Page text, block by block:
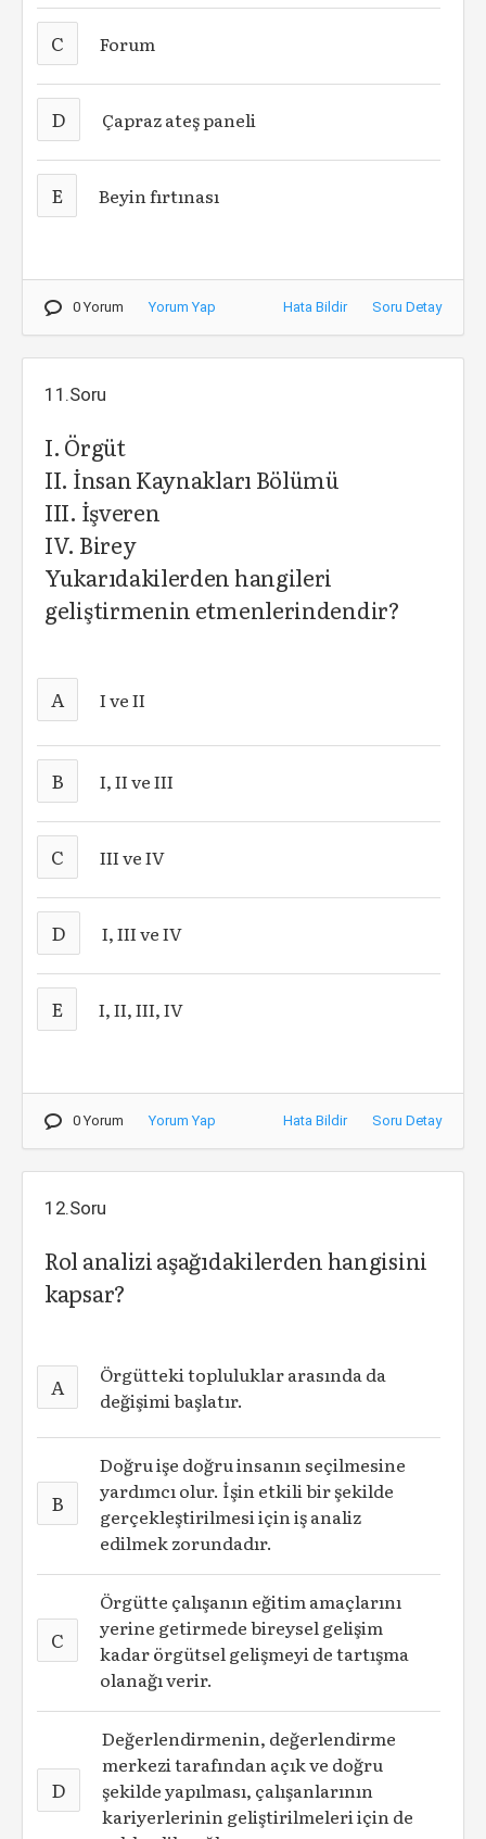
C Forum
D Çapraz ateş paneli
E Beyin fırtınası
0 Yorum Yorum Yap Hata Bildir Soru Detay
11.Soru
I. Örgüt
II. İnsan Kaynakları Bölümü
III. İşveren
IV. Birey
Yukarıdakilerden hangileri
geliştirmenin etmenlerindendir?
A I ve II
B I, II ve III
C III ve IV
D I, III ve IV
E I, II, III, IV
0 Yorum Yorum Yap Hata Bildir Soru Detay
12.Soru
Rol analizi aşağıdakilerden hangisini
kapsar?
A
Örgütteki topluluklar arasında da
değişimi başlatır.
B
Doğru işe doğru insanın seçilmesine
yardımcı olur. İşin etkili bir şekilde
gerçekleştirilmesi için iş analiz
edilmek zorundadır.
C
Örgütte çalışanın eğitim amaçlarını
yerine getirmede bireysel gelişim
kadar örgütsel gelişmeyi de tartışma
olanağı verir.
D
Değerlendirmenin, değerlendirme
merkezi tarafından açık ve doğru
şekilde yapılması, çalışanlarının
kariyerlerinin geliştirilmeleri için de